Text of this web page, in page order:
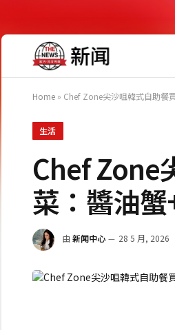
Home » Chef Zone尖沙咀韓式自助餐
生活
Chef Zone
菜：醬油
由 新闻中心 28 5 月, 2026